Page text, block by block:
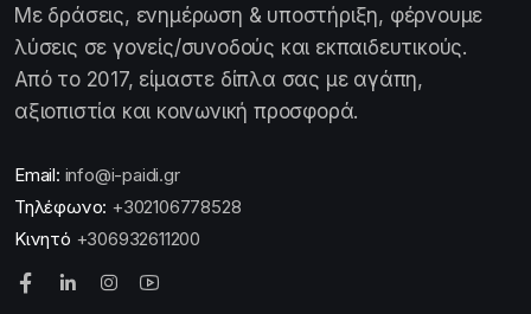
Με δράσεις, ενημέρωση & υποστήριξη, φέρνουμε
λύσεις σε γονείς/συνοδούς και εκπαιδευτικούς.
Από το 2017, είμαστε δίπλα σας με αγάπη,
αξιοπιστία και κοινωνική προσφορά.
Email: info@i-paidi.gr
Τηλέφωνο: +302106778528
Κινητό +306932611200